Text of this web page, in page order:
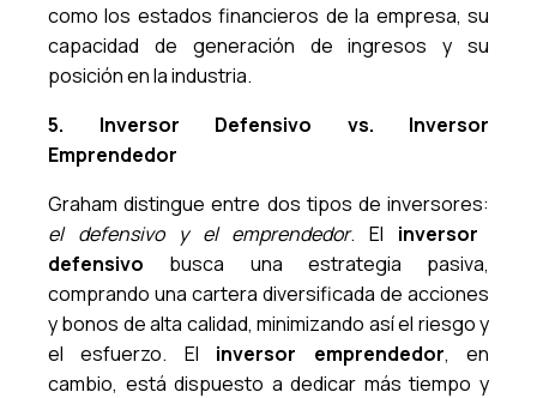
como los estados financieros de la empresa, su
capacidad de generación de ingresos y su
posición en la industria.
5. Inversor Defensivo vs. Inversor
Emprendedor
Graham distingue entre dos tipos de inversores:
el defensivo y el emprendedor. El inversor
defensivo busca una estrategia pasiva,
comprando una cartera diversificada de acciones
y bonos de alta calidad, minimizando así el riesgo y
el esfuerzo. El inversor emprendedor, en
cambio, está dispuesto a dedicar más tiempo y